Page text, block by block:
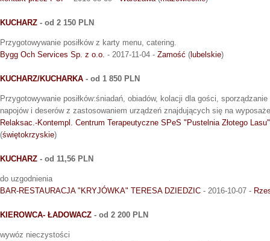
KUCHARZ - od 2 150 PLN
Przygotowywanie posiłków z karty menu, catering.
Bygg Och Services Sp. z o.o. - 2017-11-04 - Zamość (lubelskie)
KUCHARZ/KUCHARKA - od 1 850 PLN
Przygotowywanie posiłków:śniadań, obiadów, kolacji dla gości,
napojów i deserów z zastosowaniem urządzeń znajdujących się na
Relaksac.-Kontempl. Centrum Terapeutyczne SPeS "Pustelnia Złotego Lasu"
(świętokrzyskie)
KUCHARZ - od 11,56 PLN
do uzgodnienia
BAR-RESTAURACJA "KRYJÓWKA" TERESA DZIEDZIC - 2016-10-07 -
KIEROWCA- ŁADOWACZ - od 2 200 PLN
wywóz nieczystości